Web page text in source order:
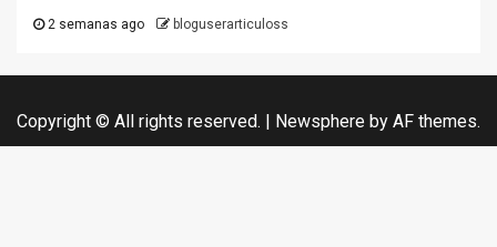
2 semanas ago bloguserarticuloss
Copyright © All rights reserved. Newsphere by AF themes.